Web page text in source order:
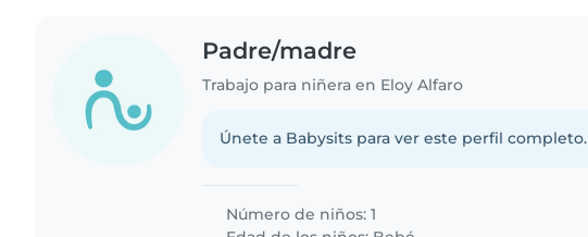
Padre/madre
Trabajo para niñera en Eloy Alfaro
Únete a Babysits para ver este perfil completo.
Número de niños: 1